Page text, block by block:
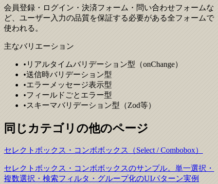
会員登録・ログイン・決済フォーム・問い合わせフォームな
ど、ユーザー入力の品質を保証する必要がある全フォームで
使われる。
主なバリエーション
• リアルタイムバリデーション型（onChange）
•送信時バリデーション型
•エラーメッセージ表示型
•フィールドごとエラー型
•スキーマバリデーション型（Zod等）
同じカテゴリの他のページ
セレクトボックス・コンボボックス（Select / Combobox）
セレクトボックス・コンボボックスのサンプル。単一選択・
複数選択・検索フィルタ・グループ化のUIパターン実例